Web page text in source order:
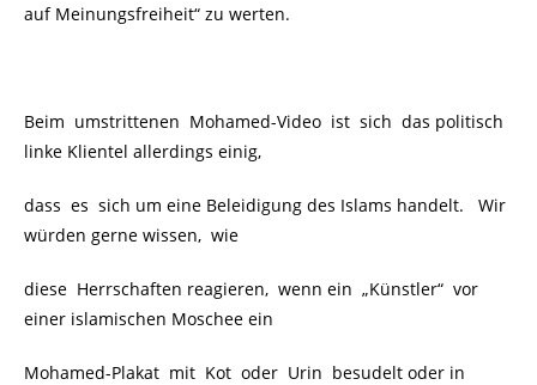
auf Meinungsfreiheit“ zu werten.
Beim umstrittenen Mohamed-Video ist sich das politisch
linke Klientel allerdings einig,
dass es sich um eine Beleidigung des Islams handelt. Wir
würden gerne wissen, wie
diese Herrschaften reagieren, wenn ein „Künstler“ vor
einer islamischen Moschee ein
Mohamed-Plakat mit Kot oder Urin besudelt oder in